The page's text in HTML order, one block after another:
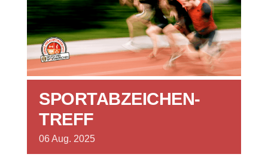
SPORTABZEICHEN-
TREFF
06Aug. 2025